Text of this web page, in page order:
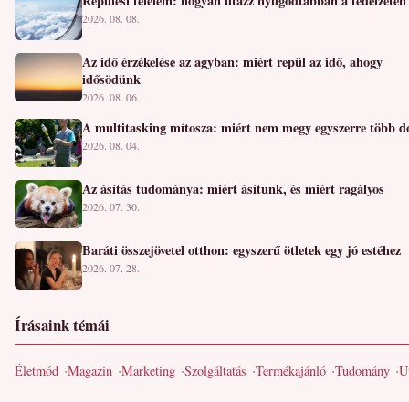
2026. 08. 08.
Az idő érzékelése az agyban: miért repül az idő, ahogy
idősödünk
2026. 08. 06.
A multitasking mítosza: miért nem megy egyszerre több
2026. 08. 04.
Az ásítás tudománya: miért ásítunk, és miért ragályos
2026. 07. 30.
Baráti összejövetel otthon: egyszerű ötletek egy jó estéhez
2026. 07. 28.
Írásaink témái
Életmód Magazin Marketing Szolgáltatás Termékajánló Tudomány